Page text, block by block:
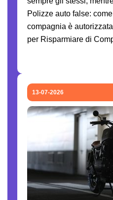
Polizze auto false:
compagnia è
per Risparmiare di
13-07-2026